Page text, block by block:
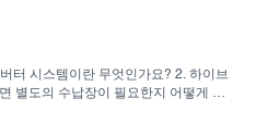
터 시스템이란 무엇인가요? 2. 하이브
별도의 수납장이 필요한지 어떻게 알